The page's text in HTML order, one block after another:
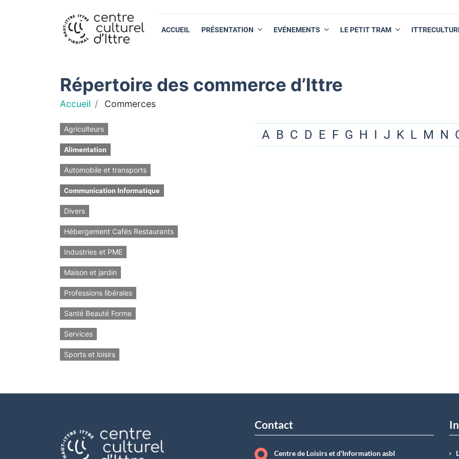
ACCUEIL PRÉSENTATION EVÉNEMENTS LE PETIT TRAM
Répertoire des commerce d’Ittre
Accueil Commerces
Agriculteurs
Alimentation
Automobile et transports
Communication Informatique
Divers
Hébergement Cafés Restaurants
Industries et PME
Maison et jardin
Professions libérales
Santé Beauté Forme
Services
Sports et loisirs
A B C D E F G H I J K L M N
Contact
Centre de Loisirs et d'Information asbI